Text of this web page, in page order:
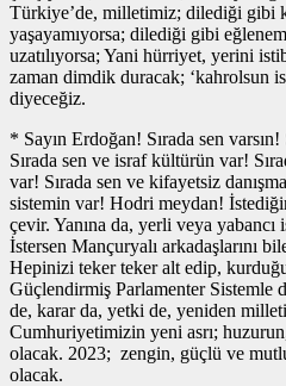
Türkiye’de, milletimiz; dilediği gibi
yaşayamıyorsa; dilediği gibi
uzatılıyorsa; Yani hürriyet, yerini
zaman dimdik duracak; ‘kahrolsun
diyeceğiz.
* Sayın Erdoğan! Sırada sen
Sırada sen ve israf kültürün var!
var! Sırada sen ve kifayetsiz
sistemin var! Hodri meydan!
çevir. Yanına da, yerli veya
İstersen Mançuryalı arkadaşlarını
Hepinizi teker teker alt edip,
Güçlendirmiş Parlamenter Sistemle
de, karar da, yetki de, yeniden
Cumhuriyetimizin yeni asrı;
olacak. 2023; zengin, güçlü ve
olacak.